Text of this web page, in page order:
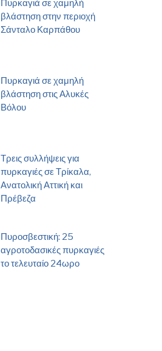
Πυρκαγιά σε χαμηλή
βλάστηση στην περιοχή
Σάνταλο Καρπάθου
Πυρκαγιά σε χαμηλή
βλάστηση στις Αλυκές
Βόλου
Τρεις συλλήψεις για
πυρκαγιές σε Τρίκαλα,
Ανατολική Αττική και
Πρέβεζα
Πυροσβεστική: 25
αγροτοδασικές πυρκαγιές
το τελευταίο 24ωρο